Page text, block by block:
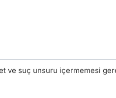
ve suç unsuru içermemesi